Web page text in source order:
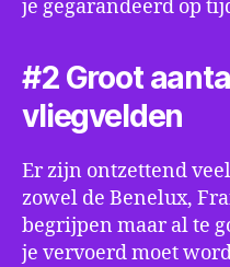
je gegarandeerd op
#2 Groot
vliegvelden
Er zijn ontzettend
zowel de Benelux,
begrijpen maar al te
je vervoerd moet